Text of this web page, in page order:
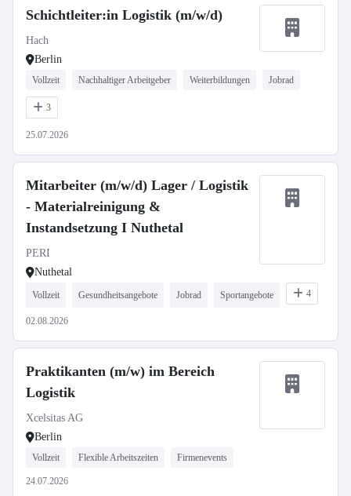
Schichtleiter:in Logistik (m/w/d)
Hach
Berlin
Vollzeit Nachhaltiger Arbeitgeber Weiterbildungen Jobrad
3
25.07.2026
Mitarbeiter (m/w/d) Lager / Logistik
- Materialreinigung &
Instandsetzung I Nuthetal
PERI
Nuthetal
Vollzeit Gesundheitsangebote Jobrad Sportangebote 4
02.08.2026
Praktikanten (m/w) im Bereich
Logistik
Xcelsitas AG
Berlin
Vollzeit Flexible Arbeitszeiten Firmenevents
24.07.2026